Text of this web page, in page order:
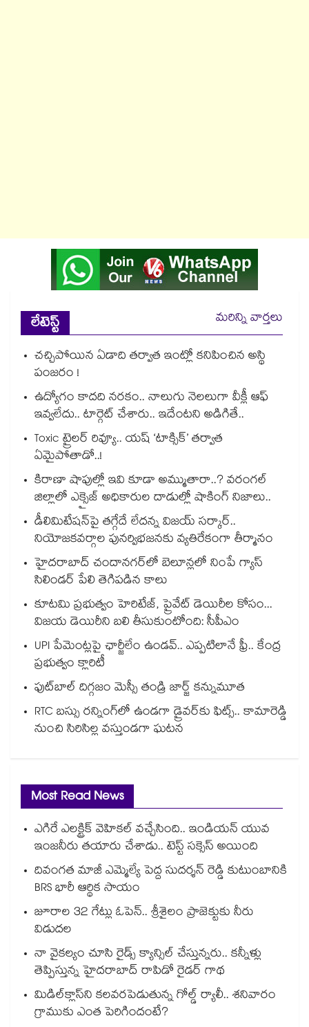
లేటెస్ట్
మరిన్ని వార్తలు
చచ్చిపోయిన ఏడాది తర్వాత ఇంట్లో కనిపించిన అస్థి
పంజరం !
ఉద్యోగం కాదది నరకం.. నాలుగు నెలలుగా వీక్లీ ఆఫ్
ఇవ్వలేదు.. టార్గెట్ చేశారు.. ఇదేంటని అడిగితే..
Toxic ట్రైలర్ రివ్యూ.. యష్ ‘టాక్సిక్’ తర్వాత
ఏమైపోతాడో..!
కిరాణా షాపుల్లో ఇవి కూడా అమ్ముతారా..? వరంగల్
జిల్లాలో ఎక్సైజ్ అధికారుల దాడుల్లో షాకింగ్ నిజాలు..
డీలిమిటేషన్‎పై తగ్గేదే లేదన్న విజయ్ సర్కార్..
నియోజకవర్గాల పునర్విభజనకు వ్యతిరేకంగా తీర్మానం
హైదరాబాద్⁪ చందానగర్⁫లో బెలూన్లలో నింపే గ్యాస్
సిలిండర్ పేలి తెగిపడిన కాలు
కూటమి ప్రభుత్వం హెరిటేజ్, ప్రైవేట్ డెయిరీల కోసం...
విజయ డెయిరీని బలి తీసుకుంటోంది: సీపీఎం
UPI పేమెంట్లపై ఛార్జీలేం ఉండవ్.. ఎప్పటిలానే ఫ్రీ.. కేంద్ర
ప్రభుత్వం క్లారిటీ
ఫుట్‎బాల్ దిగ్గజం మెస్సీ తండ్రి జార్జ్ కన్నుమూత
RTC బస్సు రన్నింగ్⁫లో ఉండగా డ్రైవర్‌కు ఫిట్స్.. కామారెడ్డి
నుంచి సిరిసిల్ల వస్తుండగా ఘటన
Most Read News
ఎగిరే ఎలక్ట్రిక్ వెహికల్ వచ్చేసింది.. ఇండియన్ యువ
ఇంజనీరు తయారు చేశాడు.. టెస్ట్ సక్సెస్ అయింది
దివంగత మాజీ ఎమ్మెల్యే పెద్ద సుదర్శన్ రెడ్డి కుటుంబానికి
BRS భారీ ఆర్థిక సాయం
జూరాల 32 గేట్లు ఓపెన్.. శ్రీశైలం ప్రాజెక్టుకు నీరు
విడుదల
నా వైకల్యం చూసి రైడ్స్ క్యాన్సిల్ చేస్తున్నరు.. కన్నీళ్లు
తెప్పిస్తున్న హైదరాబాద్ రాపిడో రైడర్ గాథ
మిడిల్‌క్లాస్‌ని కలవరపెడుతున్న గోల్డ్ ర్యాలీ.. శనివారం
గ్రాముకు ఎంత పెరిగిందంటే?